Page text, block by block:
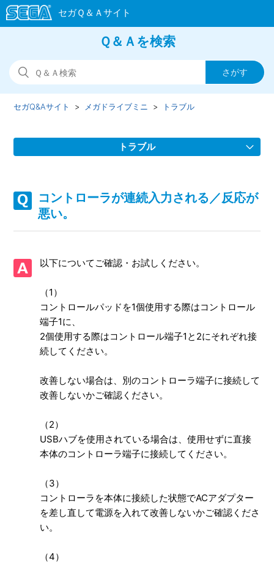
Ｑ＆Ａを検索
セガQ&Aサイト メガドライブミニ トラブル
トラブル
コントローラが連続入力される／反応が悪い。
テレビやモニタに映像が映りません。
映像は表示されるのに音声が出ません。
コントローラが動きません／反応しません。
複数人プレイができません。
フタを無くしてしまいました。●●を無くしてしまいまし
コントローラーが壊れました（ボタン等）
踏んでしまったなどで、壊してしまいました。修理できます
もっと見る
コントローラが連続入力される／反応が
悪い。
以下についてご確認・お試しください。
（1）
コントロールパッドを1個使用する際はコントロール
端子1に、
2個使用する際はコントロール端子1と2にそれぞれ接
続してください。
改善しない場合は、別のコントローラ端子に接続して
改善しないかご確認ください。
（2）
USBハブを使用されている場合は、使用せずに直接
本体のコントローラ端子に接続してください。
（3）
コントローラを本体に接続した状態でACアダプター
を差し直して電源を入れて改善しないかご確認くださ
い。
（4）